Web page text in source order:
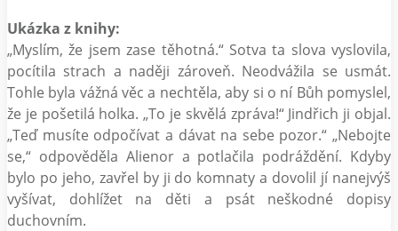
Ukázka z knihy:
„Myslím, že jsem zase těhotná.“ Sotva ta slova vyslovila,
pocítila strach a naději zároveň. Neodvážila se usmát.
Tohle byla vážná věc a nechtěla, aby si o ní Bůh pomyslel,
že je pošetilá holka. „To je skvělá zpráva!“ Jindřich ji objal.
„Teď musíte odpočívat a dávat na sebe pozor.“ „Nebojte
se,“ odpověděla Alienor a potlačila podráždění. Kdyby
bylo po jeho, zavřel by ji do komnaty a dovolil jí nanejvýš
vyšívat, dohlížet na děti a psát neškodné dopisy
duchovním.